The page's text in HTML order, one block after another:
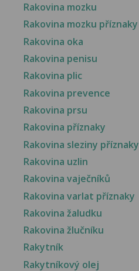
Rakovina mozku
Rakovina mozku příznaky
Rakovina oka
Rakovina penisu
Rakovina plic
Rakovina prevence
Rakovina prsu
Rakovina příznaky
Rakovina sleziny příznaky
Rakovina uzlin
Rakovina vaječníků
Rakovina varlat příznaky
Rakovina žaludku
Rakovina žlučníku
Rakytník
Rakytníkový olej